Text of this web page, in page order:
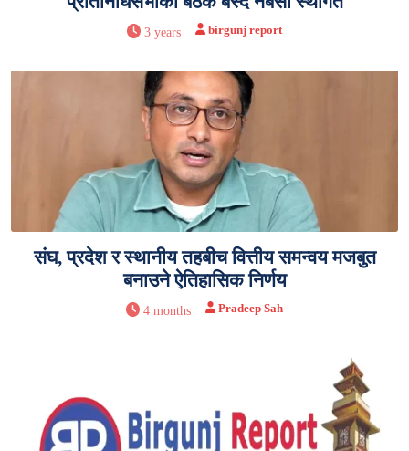
3 years birgunj report
संघ, प्रदेश र स्थानीय तहबीच वित्तीय समन्वय मजबुत
बनाउने ऐतिहासिक निर्णय
4 months Pradeep Sah